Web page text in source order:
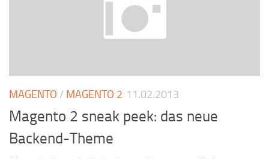
MAGENTO / MAGENTO 2 11.02.2013
Magento 2 sneak peek: das neue
Backend-Theme